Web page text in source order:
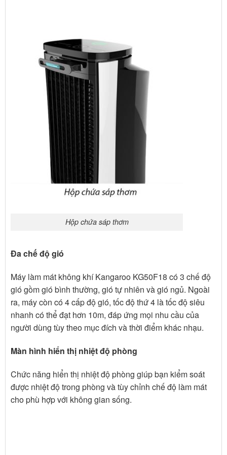
Hộp chứa sáp thơm
Đa chế độ gió
Máy làm mát không khí Kangaroo KG50F18 có 3 chế độ
gió gồm gió bình thường, gió tự nhiên và gió ngủ. Ngoài
ra, máy còn có 4 cấp độ gió, tốc độ thứ 4 là tốc độ siêu
nhanh có thể đạt hơn 10m, đáp ứng mọi nhu cầu của
người dùng tùy theo mục đích và thời điểm khác nhạu.
Màn hình hiển thị nhiệt độ phòng
Chức năng hiển thị nhiệt độ phòng giúp bạn kiểm soát
được nhiệt độ trong phòng và tùy chỉnh chế độ làm mát
cho phù hợp với không gian sống.